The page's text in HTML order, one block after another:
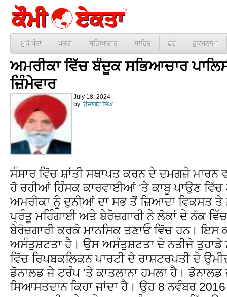
ਮੁਖੱ ਪੰਨਾ ਖ਼ਬਰਾਂ ਸਭਿਆਚਾਰ ਸਾਹਿਤ ਫੋਟੋ ਹੁਕਮਨਾਮਾ
ਅਮਰੀਕਾ ਵਿੱਚ ਬੰਦੂਕ ਸਭਿਆਚਾਰ
ਜ਼ਿੰਮੇਵਾਰ
July 18, 2024
by: ਉਜਾਗਰ ਸਿੰਘ
ਸੰਸਾਰ ਵਿੱਚ ਸ਼ਾਂਤੀ ਸਥਾਪਤ ਕਰਨ ਦੇ ਦਮਗਜ਼ੇ ਮਾਰਨ
ਹੋ ਰਹੀਆਂ ਹਿੰਸਕ ਕਾਰਵਾਈਆਂ ‘ਤੇ ਕਾਬੂ ਪਾਉਣ
ਅਮਰੀਕਾ ਨੂੰ ਦੁਨੀਆਂ ਦਾ ਸਭ ਤੋਂ ਜ਼ਿਆਦਾ ਵਿਕਸਤ ਤੇ
ਪ੍ਰੰਤੂ ਮਹਿੰਗਾਈ ਅਤੇ ਬੇਰੋਜ਼ਗਾਰੀ ਨੇ ਲੋਕਾਂ ਦੇ ਨੱਕ
ਬੇਰੋਜ਼ਗਾਰੀ ਕਰਕੇ ਮਾਨਸਿਕ ਤਣਾਓ ਵਿੱਚ ਹਨ।
ਅਸੰਤੁਸ਼ਟਤਾ ਹੈ। ਉਸ ਅਸੰਤੁਸ਼ਟਤਾ ਦੇ ਨਤੀਜੇ ਤੁਹਾਡੇ
ਵਿੱਚ ਰਿਪਬਕਲਿਕਨ ਪਾਰਟੀ ਦੇ ਰਾਸ਼ਟਰਪਤੀ ਦੇ
ਡੋਨਾਲਡ ਜੇ ਟਰੰਪ ‘ਤੇ ਕਾਤਲਾਨਾ ਹਮਲਾ ਹੈ।
ਸਿਆਸਤਦਾਨ ਕਿਹਾ ਜਾਂਦਾ ਹੈ। ਉਹ 8 ਨਵੰਬਰ